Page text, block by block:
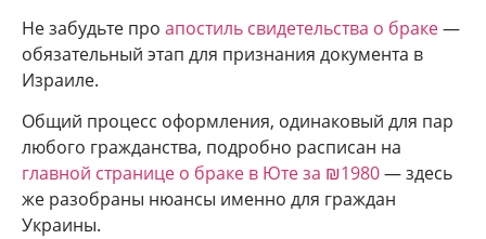
Не забудьте про апостиль свидетельства о браке—
обязательный этап для признания документа в
Израиле.
Общий процесс оформления, одинаковый для пар
любого гражданства, подробно расписан на
главной странице о браке в Юте за ₪1980— здесь
же разобраны нюансы именно для граждан
Украины.